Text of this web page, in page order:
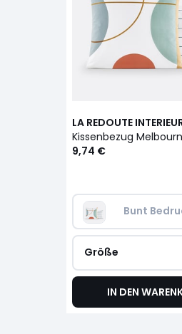
LA REDOUTE
Kissenbezug
9,74 €
Bunt
Größe
IN DEN